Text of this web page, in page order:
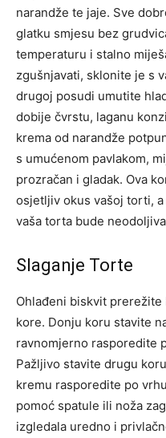
narandže te jaje. Sve
glatku smjesu bez
temperaturu i stalno
zgušnjavati, sklonite je s
drugoj posudi umutite
dobije čvrstu, laganu
krema od narandže
s umućenom pavlakom,
prozračan i gladak. Ova
osjetljiv okus vašoj torti,
vaša torta bude
Slaganje Torte
Ohlađeni biskvit
kore. Donju koru stavite
ravnomjerno rasporedite
Pažljivo stavite drugu
kremu rasporedite po
pomoć spatule ili noža
izgledala uredno i